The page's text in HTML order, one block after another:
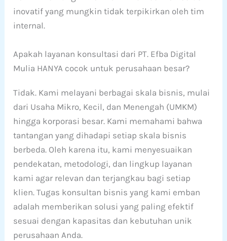
inovatif yang mungkin tidak terpikirkan oleh tim
internal.
Apakah layanan konsultasi dari PT. Efba Digital
Mulia HANYA cocok untuk perusahaan besar?
Tidak. Kami melayani berbagai skala bisnis, mulai
dari Usaha Mikro, Kecil, dan Menengah (UMKM)
hingga korporasi besar. Kami memahami bahwa
tantangan yang dihadapi setiap skala bisnis
berbeda. Oleh karena itu, kami menyesuaikan
pendekatan, metodologi, dan lingkup layanan
kami agar relevan dan terjangkau bagi setiap
klien. Tugas konsultan bisnis yang kami emban
adalah memberikan solusi yang paling efektif
sesuai dengan kapasitas dan kebutuhan unik
perusahaan Anda.